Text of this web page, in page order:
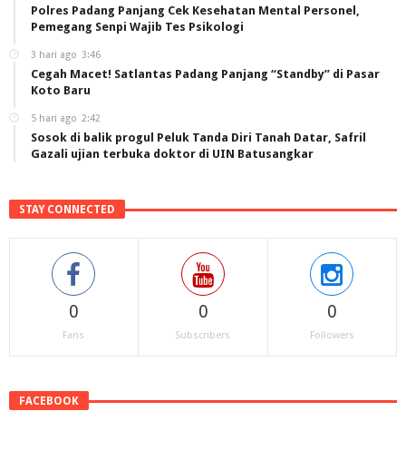
Polres Padang Panjang Cek Kesehatan Mental Personel,
Pemegang Senpi Wajib Tes Psikologi
3 hari ago 3:46
Cegah Macet! Satlantas Padang Panjang “Standby” di Pasar
Koto Baru
5 hari ago 2:42
Sosok di balik progul Peluk Tanda Diri Tanah Datar, Safril
Gazali ujian terbuka doktor di UIN Batusangkar
STAY CONNECTED
0
Fans
0
Subscribers
0
Followers
FACEBOOK